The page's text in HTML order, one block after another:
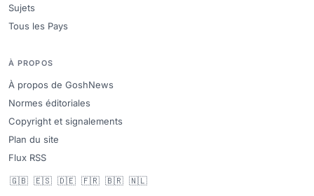
Sujets
Tous les Pays
À PROPOS
À propos de GoshNews
Normes éditoriales
Copyright et signalements
Plan du site
Flux RSS
🇬🇧 🇪🇸 🇩🇪 🇫🇷 🇧🇷 🇳🇱